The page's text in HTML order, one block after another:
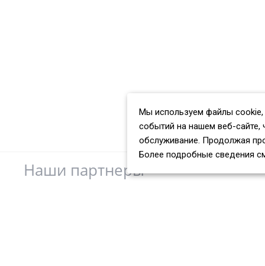
Наши партнеры
Мы используем файлы cookie,
событий на нашем веб-сайте,
обслуживание. Продолжая
Более подробные сведения